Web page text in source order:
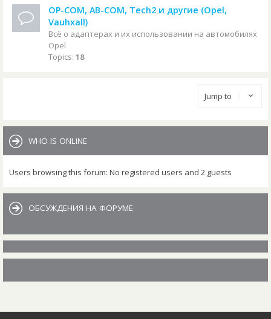
OP-COM, AB-COM, Tech2 и другие (Opel,
Vauhxall)
Всё о адаптерах и их использовании на автомобилях
Opel
Topics: 18
Jump to
WHO IS ONLINE
Users browsing this forum: No registered users and 2 guests
ОБСУЖДЕНИЯ НА ФОРУМЕ